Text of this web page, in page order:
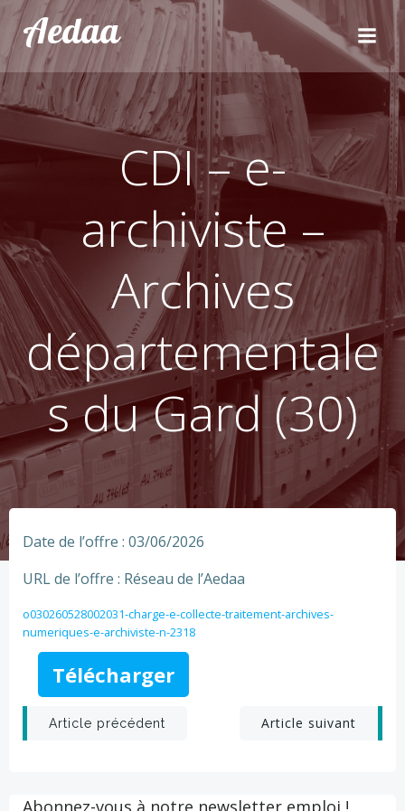
Aller
au
contenu
Aedaa
CDI – e-
archiviste –
Archives
départementale
s du Gard (30)
Date de l’offre : 03/06/2026
URL de l’offre : Réseau de l’Aedaa
o030260528002031-charge-e-collecte-traitement-archives-
numeriques-e-archiviste-n-2318
Télécharger
Post
Article précédent
PostArticle suivant
Abonnez-vous à notre newsletter emploi !